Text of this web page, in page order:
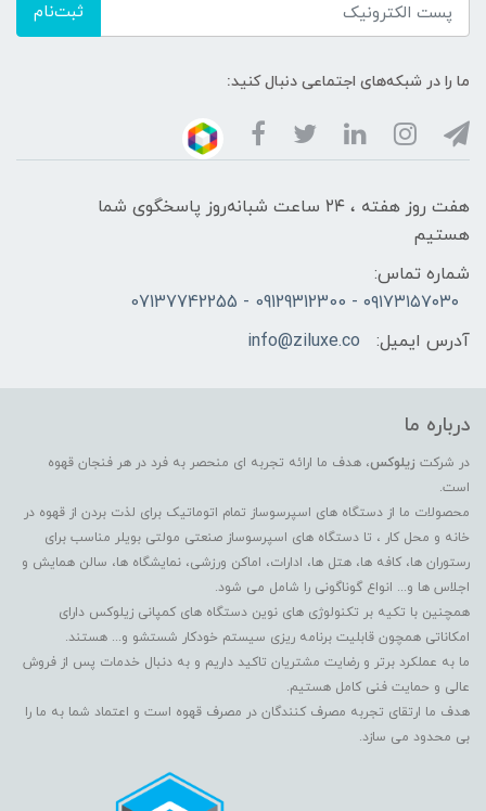
ثبت‌نام
ما را در شبکه‌های اجتماعی دنبال کنید:
هفت روز هفته ، ۲۴ ساعت شبانه‌روز پاسخگوی شما
هستیم
شماره تماس:
۰۹۱۷۳۱۵۷۰۳۰ - 09129312300 - 07137742255
آدرس ایمیل:
info@ziluxe.co
درباره ما
در شرکت زیلوکس، هدف ما ارائه تجربه ای منحصر به فرد در هر فنجان قهوه
است.
محصولات ما از دستگاه های اسپرسوساز تمام اتوماتیک برای لذت بردن از قهوه در
خانه و محل کار ، تا دستگاه های اسپرسوساز صنعتی مولتی بویلر مناسب برای
رستوران ها، کافه ها، هتل ها، ادارات، اماکن ورزشی، نمایشگاه ها، سالن همایش و
اجلاس ها و... انواع گوناگونی را شامل می شود.
همچنین با تکیه بر تکنولوژی های نوین دستگاه های کمپانی زیلوکس دارای
امکاناتی همچون قابلیت برنامه ریزی سیستم خودکار شستشو و... هستند.
ما به عملکرد برتر و رضایت مشتریان تاکید داریم و به دنبال خدمات پس از فروش
عالی و حمایت فنی کامل هستیم.
هدف ما ارتقای تجربه مصرف کنندگان در مصرف قهوه است و اعتماد شما به ما را
بی محدود می سازد.